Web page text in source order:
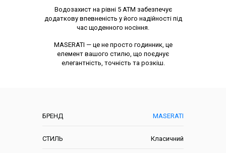
БРЕНД MASERATI
СТИЛЬ Класичний
Водозахист на рівні 5 АТМ забезпечує
додаткову впевненість у його надійності під
час щоденного носіння.
MASERATI — це не просто годинник, це
елемент вашого стилю, що поєднує
елегантність, точність та розкіш.